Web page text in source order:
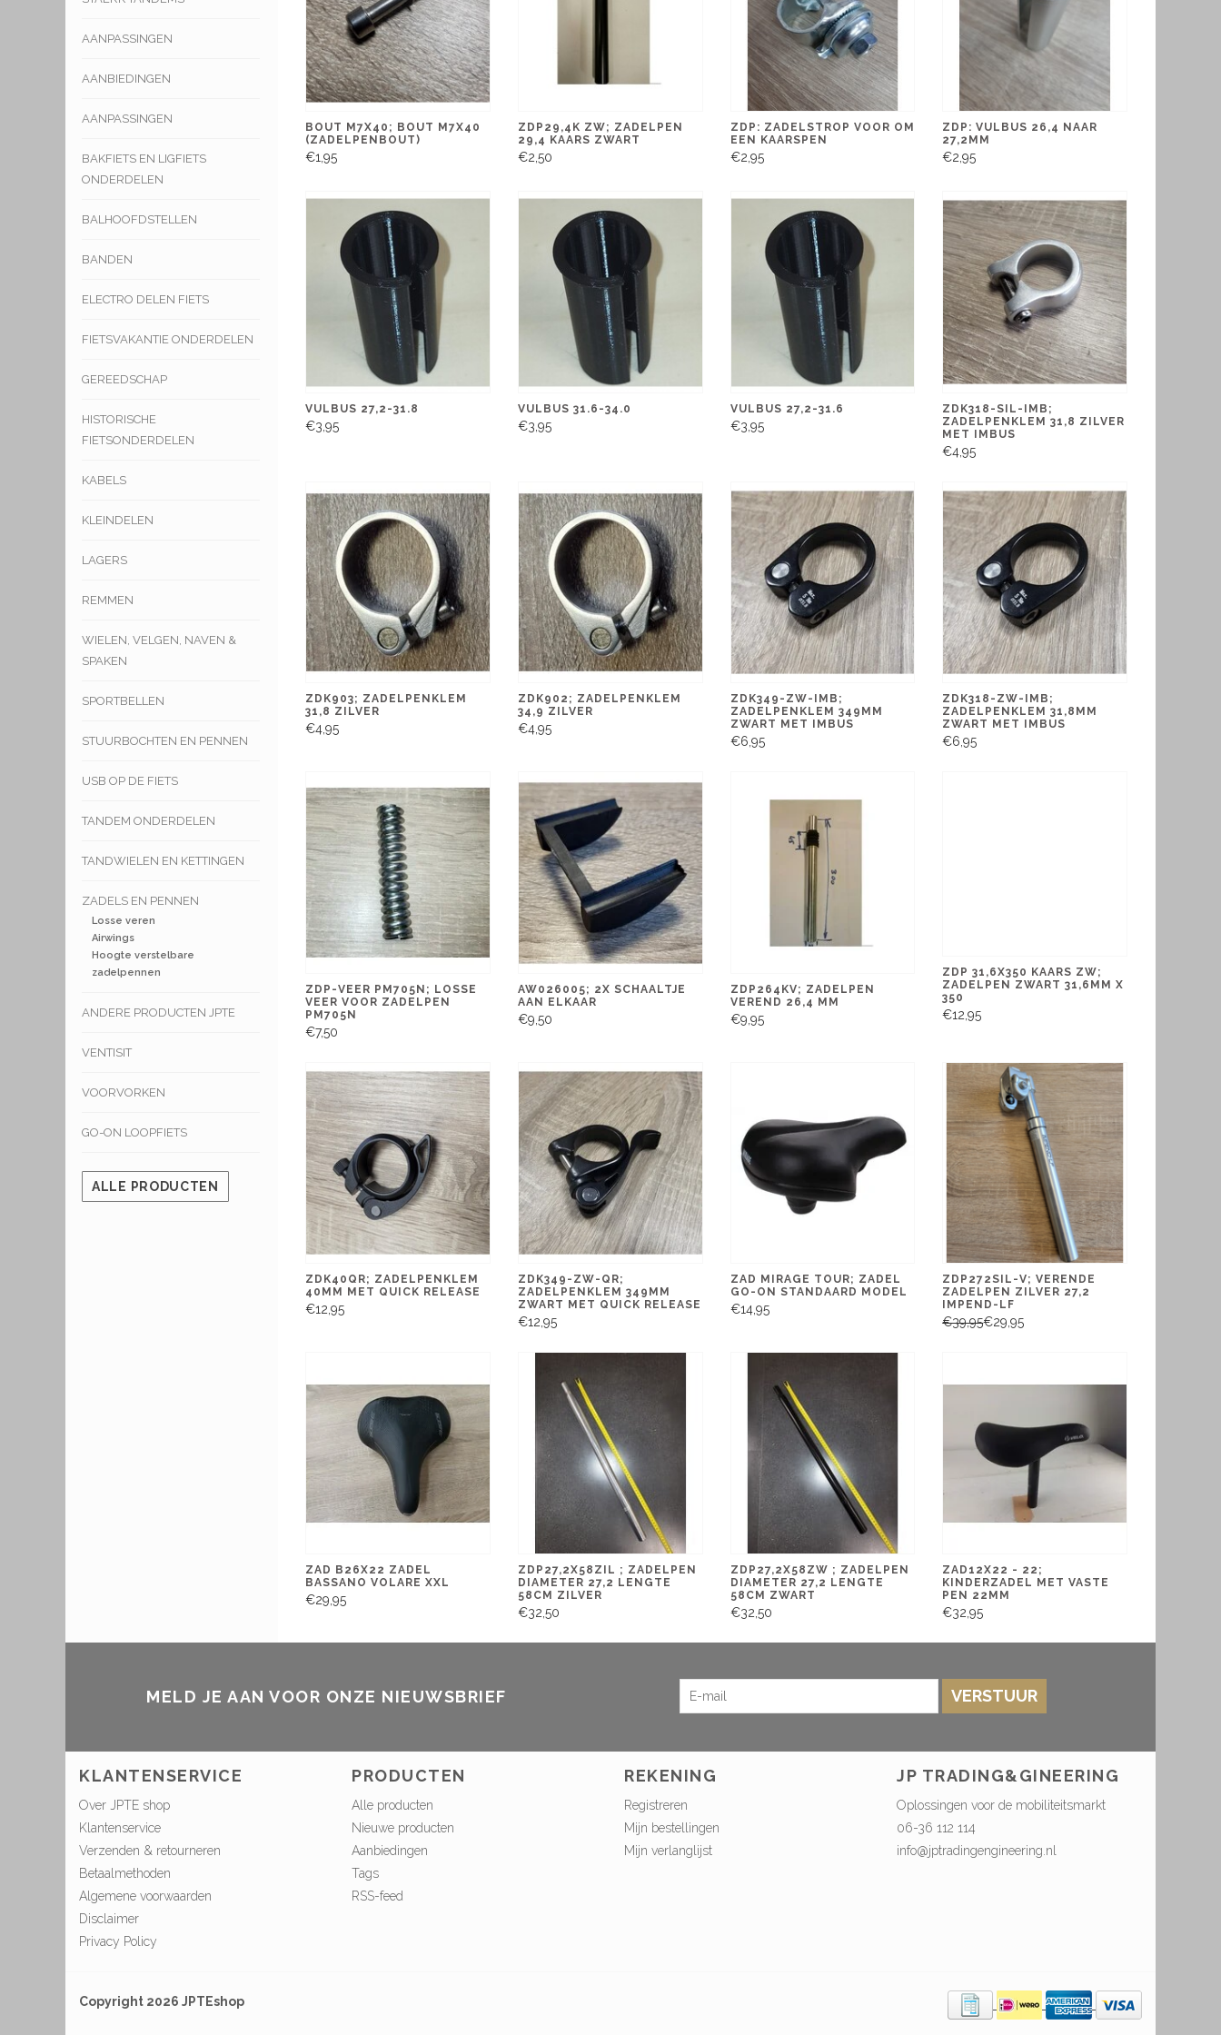
AANPASSINGEN
AANBIEDINGEN
AANPASSINGEN
BAKFIETS EN LIGFIETS
ONDERDELEN
BALHOOFDSTELLEN
BANDEN
ELECTRO DELEN FIETS
FIETSVAKANTIE ONDERDELEN
GEREEDSCHAP
HISTORISCHE
FIETSONDERDELEN
KABELS
KLEINDELEN
LAGERS
REMMEN
WIELEN, VELGEN, NAVEN &
SPAKEN
SPORTBELLEN
STUURBOCHTEN EN PENNEN
USB OP DE FIETS
TANDEM ONDERDELEN
TANDWIELEN EN KETTINGEN
ZADELS EN PENNEN
Losse veren
Airwings
Hoogte verstelbare
zadelpennen
ANDERE PRODUCTEN JPTE
VENTISIT
VOORVORKEN
GO-ON LOOPFIETS
ALLE PRODUCTEN
BOUT M7X40; BOUT M7X40
(ZADELPENBOUT)
€1,95
ZDP29,4K ZW; ZADELPEN
29,4 KAARS ZWART
€2,50
ZDP: ZADELSTROP VOOR OM
EEN KAARSPEN
€2,95
ZDP: VULBUS 26,4 NAAR
27,2MM
€2,95
VULBUS 27,2-31.8
€3,95
VULBUS 31.6-34.0
€3,95
VULBUS 27,2-31.6
€3,95
ZDK318-SIL-IMB;
ZADELPENKLEM 31,8 ZILVER
MET IMBUS
€4,95
ZDK903; ZADELPENKLEM
31,8 ZILVER
€4,95
ZDK902; ZADELPENKLEM
34,9 ZILVER
€4,95
ZDK349-ZW-IMB;
ZADELPENKLEM 349MM
ZWART MET IMBUS
€6,95
ZDK318-ZW-IMB;
ZADELPENKLEM 31,8MM
ZWART MET IMBUS
€6,95
ZDP-VEER PM705N; LOSSE
VEER VOOR ZADELPEN
PM705N
€7,50
AW026005; 2X SCHAALTJE
AAN ELKAAR
€9,50
ZDP264KV; ZADELPEN
VEREND 26,4 MM
€9,95
ZDP 31,6X350 KAARS ZW;
ZADELPEN ZWART 31,6MM X
350
€12,95
ZDK40QR; ZADELPENKLEM
40MM MET QUICK RELEASE
€12,95
ZDK349-ZW-QR;
ZADELPENKLEM 349MM
ZWART MET QUICK RELEASE
€12,95
ZAD MIRAGE TOUR; ZADEL
GO-ON STANDAARD MODEL
€14,95
ZDP272SIL-V; VERENDE
ZADELPEN ZILVER 27,2
IMPEND-LF
€39,95€29,95
ZAD B26X22 ZADEL
BASSANO VOLARE XXL
€29,95
ZDP27,2X58ZIL ; ZADELPEN
DIAMETER 27,2 LENGTE
58CM ZILVER
€32,50
ZDP27,2X58ZW ; ZADELPEN
DIAMETER 27,2 LENGTE
58CM ZWART
€32,50
ZAD12X22 - 22;
KINDERZADEL MET VASTE
PEN 22MM
€32,95
MELD JE AAN VOOR ONZE NIEUWSBRIEF VERSTUUR
KLANTENSERVICE
Over JPTE shop
Klantenservice
Verzenden & retourneren
Betaalmethoden
Algemene voorwaarden
Disclaimer
Privacy Policy
PRODUCTEN
Alle producten
Nieuwe producten
Aanbiedingen
Tags
RSS-feed
REKENING
Registreren
Mijn bestellingen
Mijn verlanglijst
JP TRADING&GINEERING
Oplossingen voor de mobiliteitsmarkt
06-36 112 114
info@jptradingengineering.nl
Copyright 2026 JPTEshop